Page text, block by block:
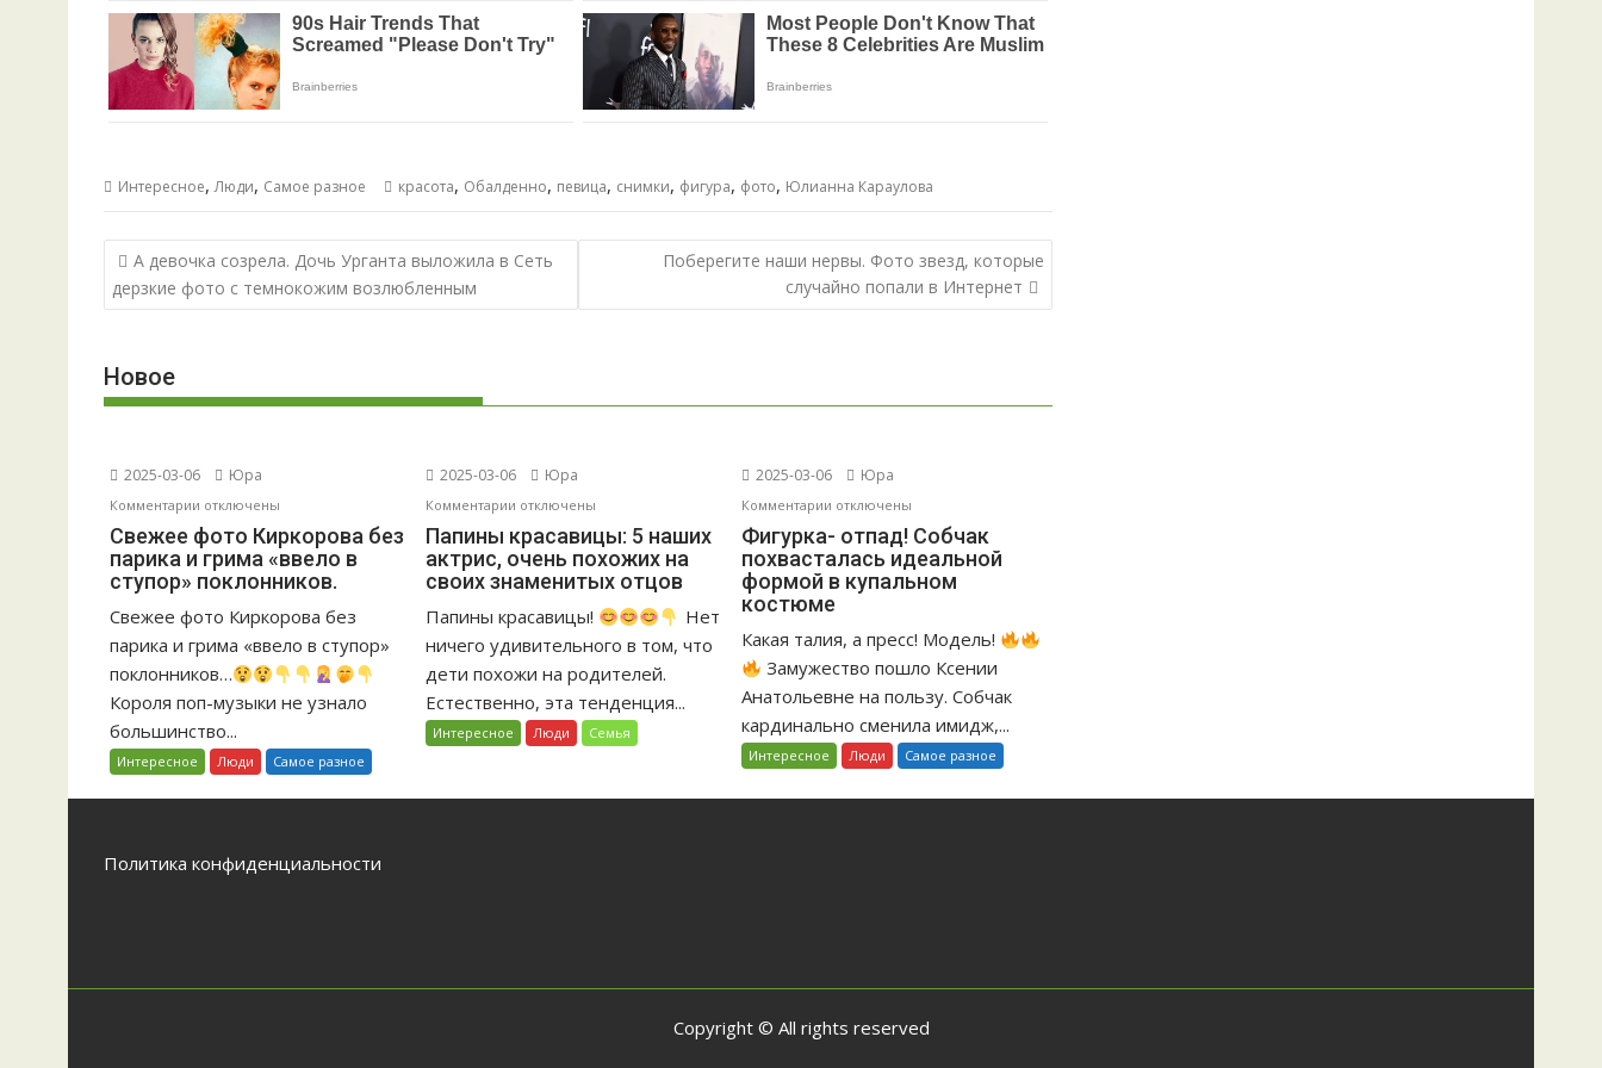
Интересное,Люди, Самое разное красота, Обалденно, певица, снимки, фигура, фото, Юлианна Караулова
Навигация
по
записям
А девочка созрела. Дочь Урганта выложила в Сеть
дерзкие фото с темнокожим возлюбленным
Поберегите наши нервы. Фото звезд, которые
случайно попали в Интернет
Новое
2025-03-06 Юра
Комментарии к
записи
Свежее
фото
Киркорова
парика
грима
«ввело
отключены
Свежее фото Киркорова без
парика и грима «ввело в
ступор» поклонников.
Свежее фото Киркорова без
парика и грима «ввело в ступор»
поклонников…
Короля поп-музыки не узнало
большинство...
Интересное Люди Самое разное
2025-03-06 Юра
Комментарии к
записи
Папины
красавицы:
похожих
на
отключены
Папины красавицы: 5 наших
актрис, очень похожих на
своих знаменитых отцов
Папины красавицы!
Нет
ничего удивительного в том, что
дети похожи на родителей.
Естественно, эта тенденция...
Интересное Люди Семья
2025-03-06 Юра
Комментарии к
записи
Фигурка-
отпад!
Собчак
похвасталась
идеальной
купальном
костюме
отключены
Фигурка- отпад! Собчак
похвасталась идеальной
формой в купальном
костюме
Какая талия, а пресс! Модель!
Замужество пошло Ксении
Анатольевне на пользу. Собчак
кардинально сменила имидж,...
Интересное Люди Самое разное
Политика конфиденциальности
Copyright © All rights reserved